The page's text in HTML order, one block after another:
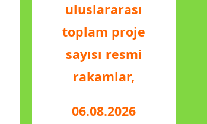
uluslararası
toplam proje
sayısı resmi
rakamlar,
06.08.2026